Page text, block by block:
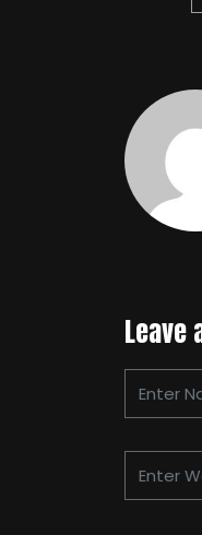
Leave